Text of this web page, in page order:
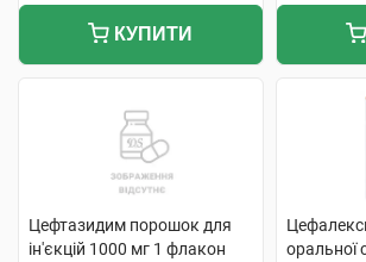
КУПИТИ
Цефтазидим порошок для
ін'єкцій 1000 мг 1 флакон
оральної